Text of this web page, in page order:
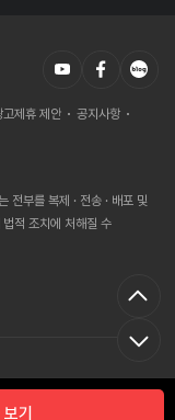
기
고제휴 제안
공지사항
전부를 복제 · 전송 · 배포 및
적 조치에 처해질 수